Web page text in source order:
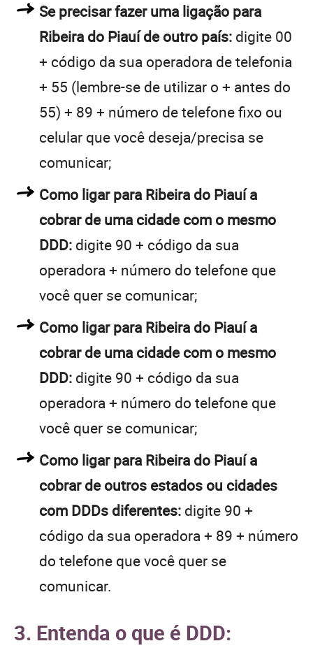
Se precisar fazer uma ligação para
Ribeira do Piauí de outro país: digite 00
+ código da sua operadora de telefonia
+ 55 (lembre-se de utilizar o + antes do
55) + 89 + número de telefone fixo ou
celular que você deseja/precisa se
comunicar;
Como ligar para Ribeira do Piauí a
cobrar de uma cidade com o mesmo
DDD: digite 90 + código da sua
operadora + número do telefone que
você quer se comunicar;
Como ligar para Ribeira do Piauí a
cobrar de uma cidade com o mesmo
DDD: digite 90 + código da sua
operadora + número do telefone que
você quer se comunicar;
Como ligar para Ribeira do Piauí a
cobrar de outros estados ou cidades
com DDDs diferentes: digite 90 +
código da sua operadora + 89 + número
do telefone que você quer se
comunicar.
3. Entenda o que é DDD: